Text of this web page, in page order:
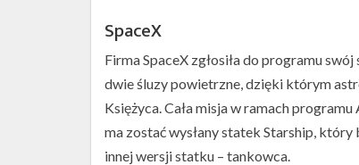
SpaceX
Firma SpaceX zgłosiła do programu
dwie śluzy powietrzne, dzięki którym
Księżyca. Cała misja w ramach
ma zostać wysłany statek Starship, który
innej wersji statku – tankowca.